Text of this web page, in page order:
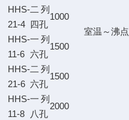
室温～沸点
HHS-
21-4
二列
四孔
1000
HHS-
11-6
一列
六孔
1500
HHS-
21-6
二列
六孔
1500
HHS-
11-8
一列
八孔
2000